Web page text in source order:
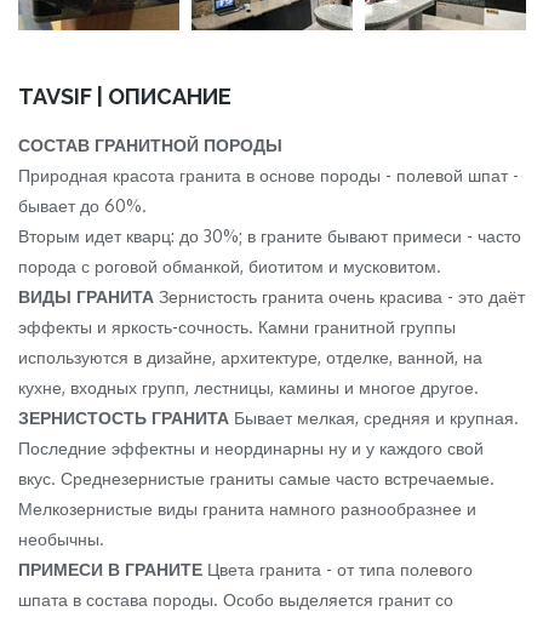
TAVSIF | ОПИСАНИЕ
СОСТАВ ГРАНИТНОЙ ПОРОДЫ
Природная красота гранита в основе породы - полевой шпат -
бывает до 60%.
Вторым идет кварц: до 30%; в граните бывают примеси - часто
порода с роговой обманкой, биотитом и мусковитом.
ВИДЫ ГРАНИТА Зернистость гранита очень красива - это даёт
эффекты и яркость-сочность. Камни гранитной группы
используются в дизайне, архитектуре, отделке, ванной, на
кухне, входных групп, лестницы, камины и многое другое.
ЗЕРНИСТОСТЬ ГРАНИТА Бывает мелкая, средняя и крупная.
Последние эффектны и неординарны ну и у каждого свой
вкус. Среднезернистые граниты самые часто встречаемые.
Мелкозернистые виды гранита намного разнообразнее и
необычны.
ПРИМЕСИ В ГРАНИТЕ Цвета гранита - от типа полевого
шпата в состава породы. Особо выделяется гранит со